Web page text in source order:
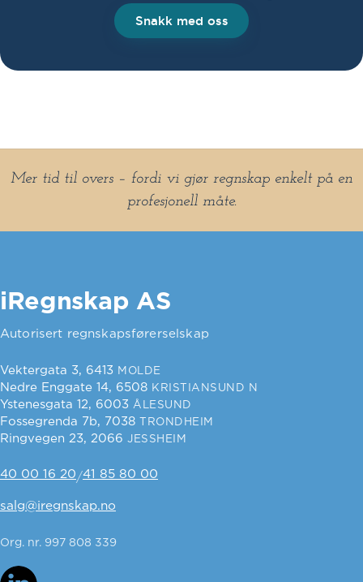
Snakk med oss
Mer tid til overs – fordi vi gjør regnskap enkelt på en
profesjonell måte.
iRegnskap AS
Autorisert regnskapsførerselskap
Vektergata 3, 6413 MOLDE
Nedre Enggate 14, 6508 KRISTIANSUND N
Ystenesgata 12, 6003 ÅLESUND
Fossegrenda 7b, 7038 TRONDHEIM
Ringvegen 23, 2066 JESSHEIM
40 00 16 20/41 85 80 00
salg@iregnskap.no
Org. nr. 997 808 339